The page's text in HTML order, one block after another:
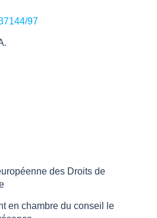
97
des Droits de
en chambre du conseil le